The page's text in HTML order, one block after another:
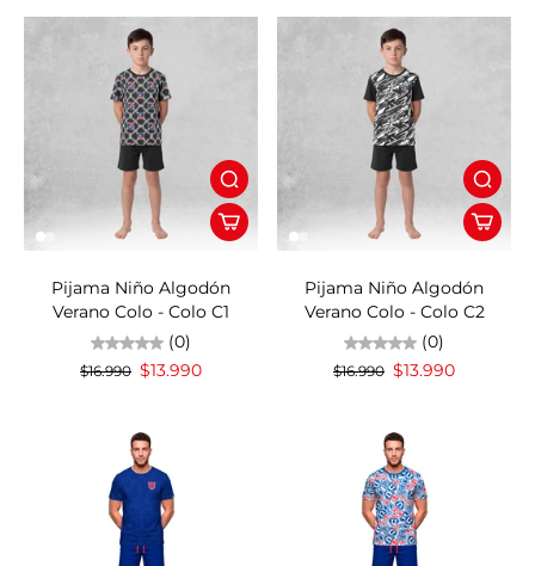
18%OFF
Pijama Niño Algodón
Verano Colo - Colo C1
(0)
$16.990 $13.990
18%OFF
Pijama Niño Algodón
Verano Colo - Colo C2
(0)
$16.990 $13.990